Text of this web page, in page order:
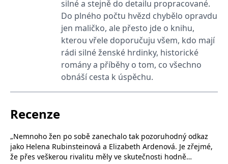
silné a stejně do detailu propracované.
Do plného počtu hvězd chybělo opravdu
jen maličko, ale přesto jde o knihu,
kterou vřele doporučuju všem, kdo mají
rádi silné ženské hrdinky, historické
romány a příběhy o tom, co všechno
obnáší cesta k úspěchu.
Recenze
„Nemnoho žen po sobě zanechalo tak pozoruhodný odkaz
jako Helena Rubinsteinová a Elizabeth Ardenová. Je zřejmé,
že přes veškerou rivalitu měly ve skutečnosti hodně
.c.bing.com
Microsoft MSN, které
zajišťuje správné
fungování této webové
stránky.
Microsoft
.c.clarity.ms
10 minut
Tento soubor cookie
provádí informace o
tom, jak koncový
uživatel používá web, a
jakoukoli reklamu,
kterou koncový uživatel
mohl vidět před
webu.
Google LLC
.grada.cz
Google Analytics
_uetsid
Microsoft
Corporation
.grada.cz
1 den
Tento soubor cookie
používá společnost Bing
k určení, jaké reklamy by